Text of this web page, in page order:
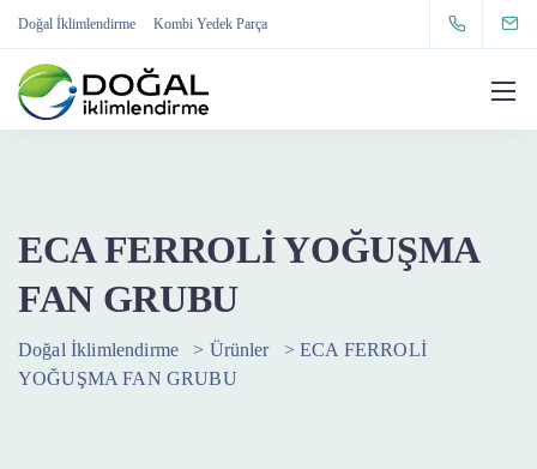
Doğal İklimlendirme Kombi Yedek Parça
ECA FERROLİ YOĞUŞMA
FAN GRUBU
Doğal İklimlendirme > Ürünler >ECA FERROLİ
YOĞUŞMA FAN GRUBU